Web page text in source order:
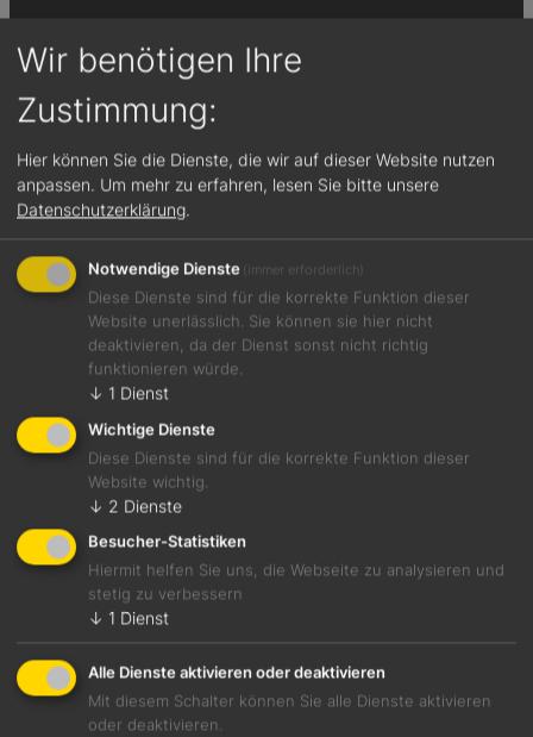
Wir benötigen Ihre
Zustimmung:
Hier können Sie die Dienste, die wir auf dieser Website nutzen
anpassen. Um mehr zu erfahren, lesen Sie bitte unsere
Datenschutzerklärung
Notwendige Dienste (immer erforderlich)
Diese Dienste sind für die korrekte Funktion dieser
Website unerlässlich. Sie können sie hier nicht
deaktivieren, da der Dienst sonst nicht richtig
funktionieren würde.
↓ 1 Dienst
Wichtige Dienste
Diese Dienste sind für die korrekte Funktion dieser
Website wichtig.
↓ 2 Dienste
Besucher-Statistiken
Hiermit helfen Sie uns, die Webseite zu analysieren und
stetig zu verbessern
↓ 1 Dienst
Alle Dienste aktivieren oder deaktivieren
Mit diesem Schalter können Sie alle Dienste aktivieren
oder deaktivieren.